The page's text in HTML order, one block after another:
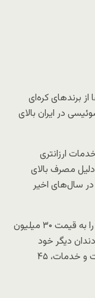
از برندهای کره‌ای
در ایران بالای
ارزانتری
مصرف بالای
در سال‌های اخیر
او گفت زمستان سال گذشته دو دندان خود را به قیمت ۳۰ میلیون
دیگر خود
مراجعه کرده و این بار به او برای همان کیفیت و خدمات، ۴۵